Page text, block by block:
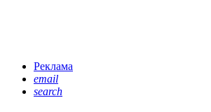
Реклама
email
search